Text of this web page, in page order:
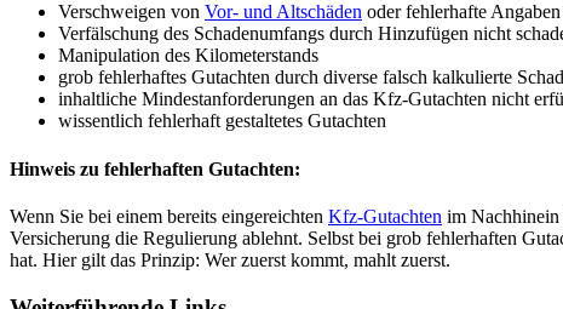
Verschweigen von Vor- und Altschäden oder fehlerhafte
Verfälschung des Schadenumfangs durch Hinzufügen nicht
Manipulation des Kilometerstands
grob fehlerhaftes Gutachten durch diverse falsch kalkulierte
inhaltliche Mindestanforderungen an das Kfz-Gutachten nicht
wissentlich fehlerhaft gestaltetes Gutachten
Hinweis zu fehlerhaften Gutachten:
Wenn Sie bei einem bereits eingereichten Kfz-Gutachten im Nachhinein
Versicherung die Regulierung ablehnt. Selbst bei grob fehlerhaften
hat. Hier gilt das Prinzip: Wer zuerst kommt, mahlt zuerst.